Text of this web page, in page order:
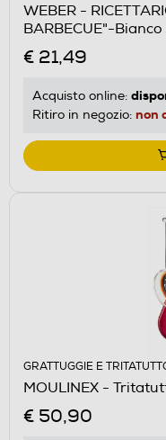
WEBER -
BARBECUE"-Bianco
€ 21,49
Acquisto online:
Ritiro in negozio: non
GRATTUGGIE E
MOULINEX -
€ 50,90